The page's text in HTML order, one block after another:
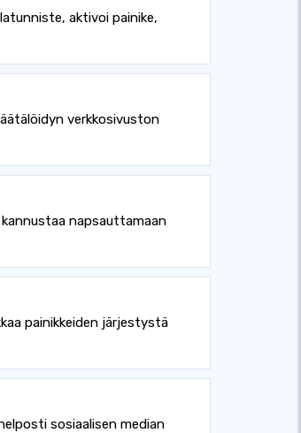
aktivoi painike,
verkkosivuston
kannustaa napsauttamaan
painikkeiden järjestystä
sosiaalisen median